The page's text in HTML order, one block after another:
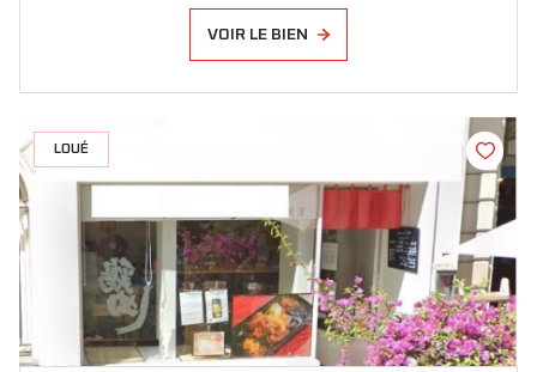
VOIR LE BIEN
LOUÉ